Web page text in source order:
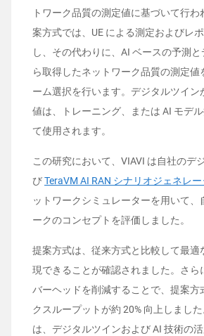
トワーク品質の測定値に基づいて行わ
案方式では、UE による測定およびレ
し、その代わりに、AI ベースの予測
ら取得したネットワーク品質の測定値
ーム選択を行います。デジタルツイン
値は、トレーニング、または AI モデ
て使用されます。
この研究において、VIAVI は自社のデ
びTeraVM AI RAN シナリオジェネレー
ットワークシミュレーターを用いて、
ークのコンセプトを評価しました。
提案方式は、従来方式と比較して最適
現できることが確認されました。さら
バーヘッドを削減することで、提案方
クスループットが約 20% 向上しまし
は、デジタルツインおよび AI 技術の